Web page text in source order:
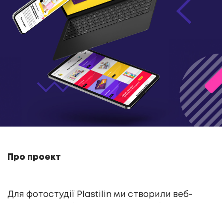
Про проект
Для фотостудії Plastilin ми створили веб-